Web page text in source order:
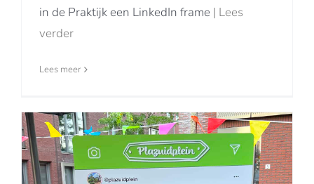
in de Praktijk een LinkedIn frame | Lees
verder
Lees meer